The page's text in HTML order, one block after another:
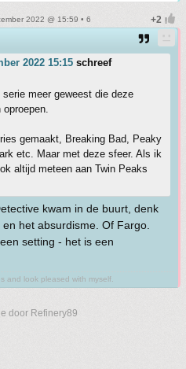
2022 @ 15:59 • 6
2022 15:15 schreef
meer geweest die deze
gemaakt, Breaking Bad, Peaky
etc. Maar met deze sfeer. Als ik
altijd meteen aan Twin Peaks
kwam in de buurt, denk
het absurdisme. Of Fargo.
setting - het is een
and look pleased with myself.
door Refinery89